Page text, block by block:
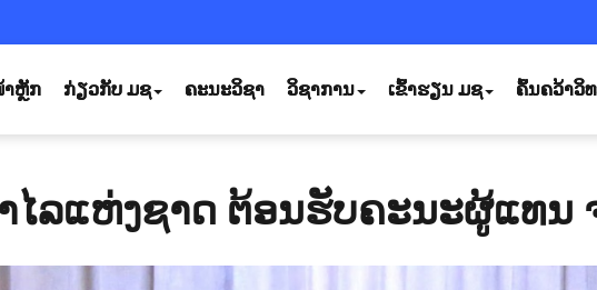
ຫຼັກ ກ່ຽວກັບ ມຊ ຄະນະວິຊາ ວິຊາການ ເຂົ້າຮຽນ ມຊ ຄົ້ນຄວ້າວິ
ລແຫ່ງຊາດ ຕ້ອນຮັບຄະນະຜູ້ແທນ